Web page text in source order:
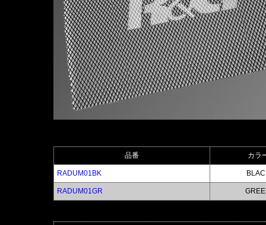
品番 カラ
RADUM01BK
RADUM01GR